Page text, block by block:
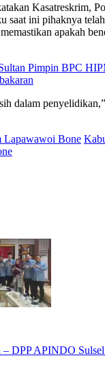
Kasatreskrim,
saat ini pihaknya
apakah
Pimpin BPC
dalam
Lapawawoi Bone
DPP APINDO